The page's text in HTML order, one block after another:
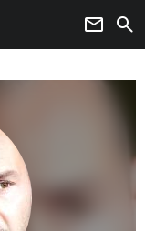
newsletter search